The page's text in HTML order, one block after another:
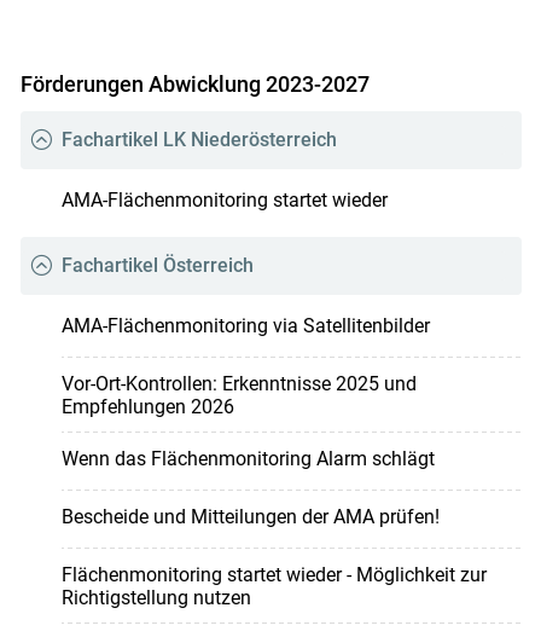
Förderungen Abwicklung 2023-2027
Fachartikel LK Niederösterreich
AMA-Flächenmonitoring startet wieder
Fachartikel Österreich
AMA-Flächenmonitoring via Satellitenbilder
Vor-Ort-Kontrollen: Erkenntnisse 2025 und
Empfehlungen 2026
Wenn das Flächenmonitoring Alarm schlägt
Bescheide und Mitteilungen der AMA prüfen!
Flächenmonitoring startet wieder - Möglichkeit zur
Richtigstellung nutzen